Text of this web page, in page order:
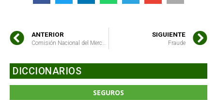
ANTERIOR SIGUIENTE
Fraude
DICCIONARIOS
SEGUROS